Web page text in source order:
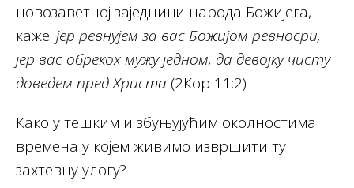
новозаветној заједници народа Божијега,
каже: јер ревнујем за вас Божијом ревносри,
јер вас обрекох мужу једном, да девојку чисту
доведем пред Христа (2Кор 11:2)
Како у тешким и збуњујућим околностима
времена у којем живимо извршити ту
захтевну улогу?